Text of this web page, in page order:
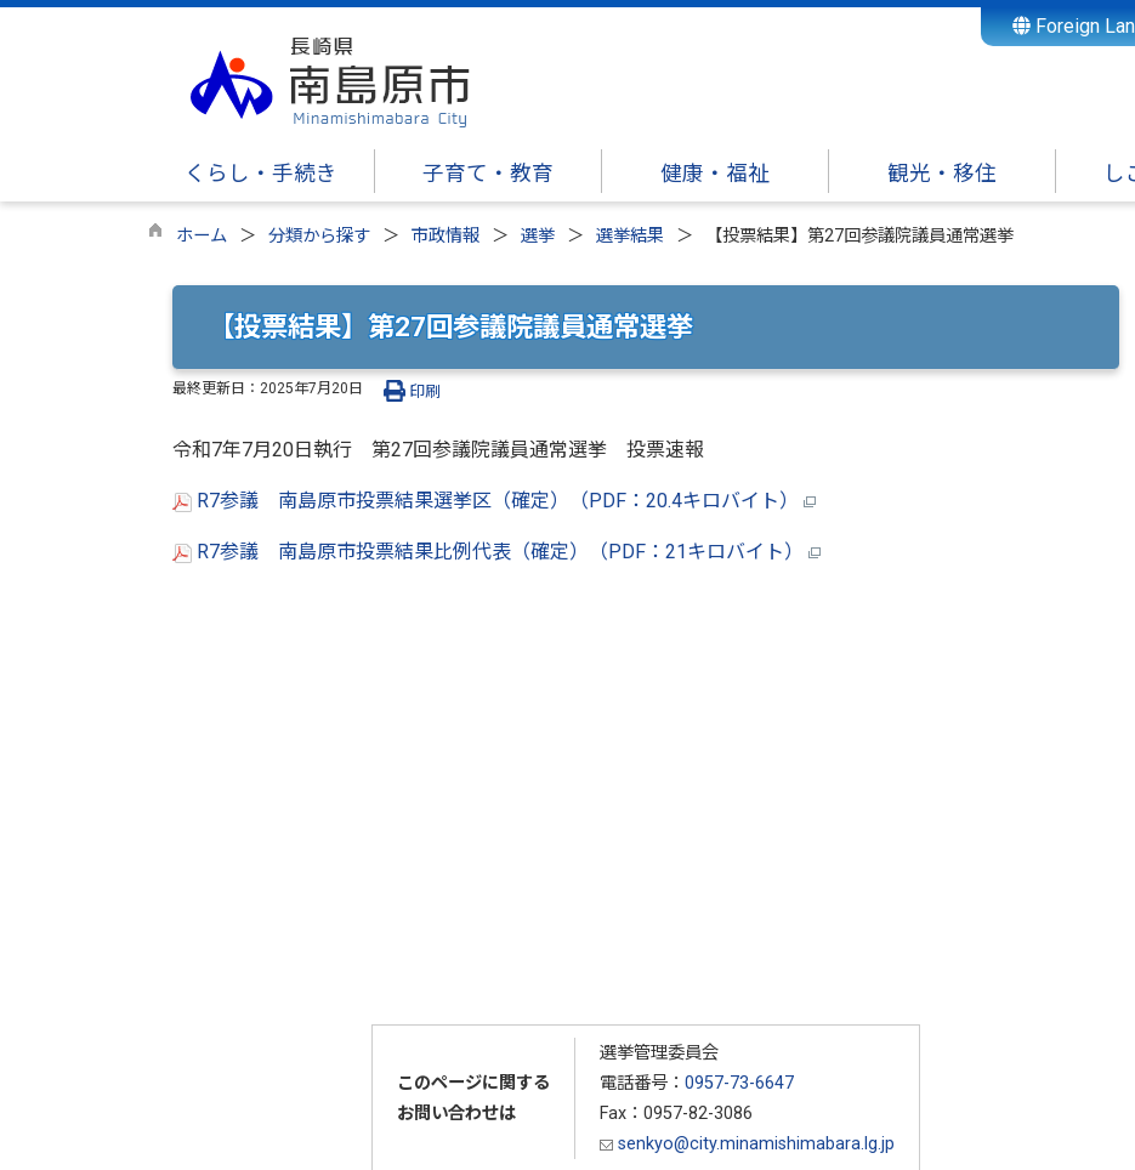
Foreign
くらし・手続き 子育て・教育 健康・福祉 観光・移住 し
ホーム 分類から探す 市政情報 選挙 選挙結果 【投票結果】第27回参議院議員通常選挙
【投票結果】第27回参議院議員通常選挙
最終更新日： 2025年7月20日 印刷
令和7年7月20日執行 第27回参議院議員通常選挙 投票速報
R7参議 南島原市投票結果選挙区（確定）（PDF：20.4キロバイト）
R7参議 南島原市投票結果比例代表（確定）（PDF：21キロバイト）
このページに関する
お問い合わせは
選挙管理委員会
電話番号： 0957-73-6647
Fax：0957-82-3086
senkyo@city.minamishimabara.lg.jp